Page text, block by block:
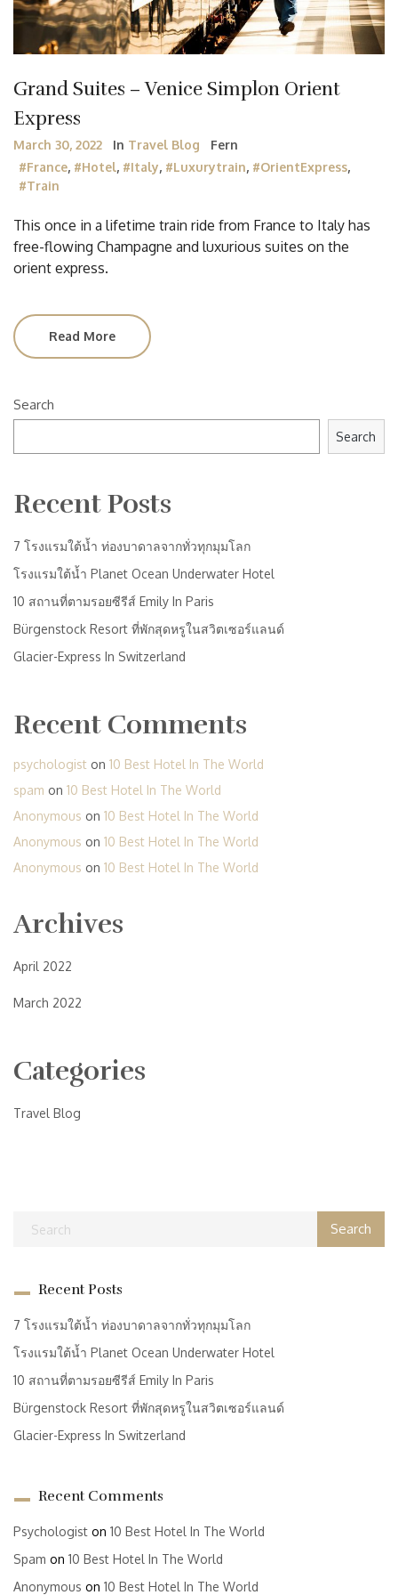
Grand Suites – Venice Simplon Orient
Express
March 30, 2022 In Travel Blog
Fern
#France, #Hotel, #Italy, #luxurytrain, #OrientExpress,
#train
This once in a lifetime train ride from France to Italy has
free-flowing Champagne and luxurious suites on the
orient express.
Read More
Search
Search
Recent Posts
7 โรงแรมใต้น้ำ ท่องบาดาลจากทั่วทุกมุมโลก
โรงแรมใต้น้ำ Planet Ocean Underwater Hotel
10 สถานที่ตามรอยซีรีส์ Emily In Paris
Bürgenstock Resort ที่พักสุดหรูในสวิตเซอร์แลนด์
Glacier-Express In Switzerland
Recent Comments
psychologist on 10 Best Hotel In The World
spam on 10 Best Hotel In The World
Anonymous on 10 Best Hotel In The World
Anonymous on 10 Best Hotel In The World
Anonymous on 10 Best Hotel In The World
Archives
April 2022
March 2022
Categories
Travel Blog
Recent Posts
7 โรงแรมใต้น้ำ ท่องบาดาลจากทั่วทุกมุมโลก
โรงแรมใต้น้ำ Planet Ocean Underwater Hotel
10 สถานที่ตามรอยซีรีส์ Emily In Paris
Bürgenstock Resort ที่พักสุดหรูในสวิตเซอร์แลนด์
Glacier-Express In Switzerland
Recent Comments
Psychologist on 10 Best Hotel In The World
Spam on 10 Best Hotel In The World
Anonymous on 10 Best Hotel In The World